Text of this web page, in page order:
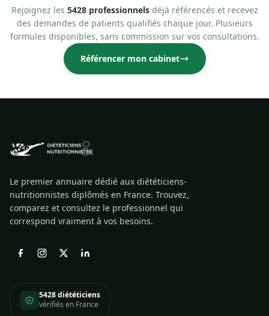
Rejoignez les 5428 professionnelsdéjà référencés et recevez
des demandes de patients qualifiés chaque jour. Plusieurs
formules disponibles, sans commission sur vos consultations.
Référencer mon cabinet
Le premier annuaire dédié aux diététiciens-
nutritionnistes diplômés en France. Trouvez,
comparez et consultez le professionnel qui
correspond vraiment à vos besoins.
5428 diététiciens
vérifiés en France